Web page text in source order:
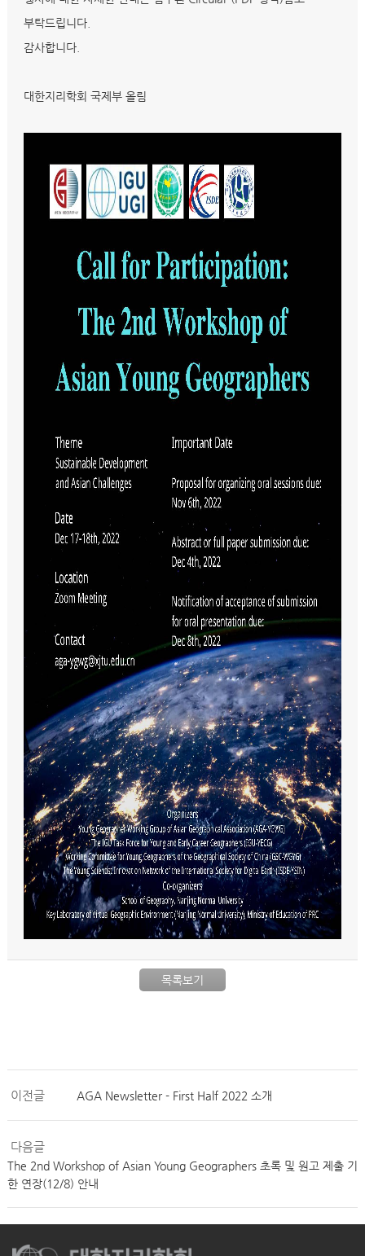
부탁드립니다.
감사합니다.
대한지리학회 국제부 올림
목록보기
이전글 AGA Newsletter - First Half 2022 소개
다음글
The 2nd Workshop of Asian Young Geographers 초록 및 원고 제출 기
한 연장(12/8) 안내